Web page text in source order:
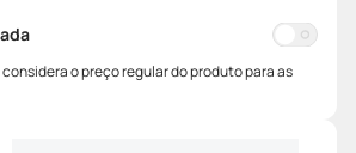
o preço regular do produto para as